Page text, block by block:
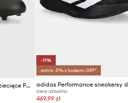
adidas Performance korki dziecięce PREDATOR LEAGUE FG
-11%
extra -5% z kodem: OFF*
Cena aktualna:
469,99 zł